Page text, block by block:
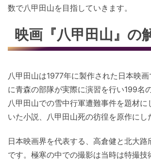
数で八甲田山を目指していきます。
映画『八甲田山』の
八甲田山は1977年に製作された日本映
に青森の部隊が実際に演習を行い199名
八甲田山での雪中行軍遭難事件を題材に
いた小説、八甲田山死の彷徨を原作にし
日本映画界を代表する、高倉健と北大路
です。極寒の中での撮影は当時は特撮技